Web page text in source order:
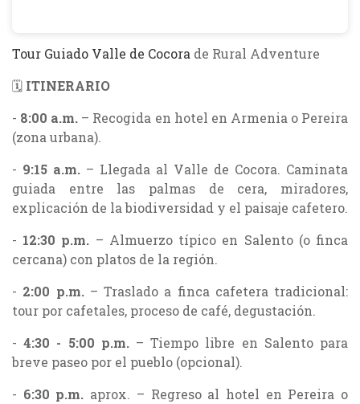
Tour Guiado Valle de Cocora de Rural Adventure
🗓 ITINERARIO
- 8:00 a.m. – Recogida en hotel en Armenia o Pereira
(zona urbana).
- 9:15 a.m. – Llegada al Valle de Cocora. Caminata
guiada entre las palmas de cera, miradores,
explicación de la biodiversidad y el paisaje cafetero.
- 12:30 p.m. – Almuerzo típico en Salento (o finca
cercana) con platos de la región.
- 2:00 p.m.– Traslado a finca cafetera tradicional:
tour por cafetales, proceso de café, degustación.
-4:30 - 5:00 p.m.– Tiempo libre en Salento para
breve paseo por el pueblo (opcional).
- 6:30 p.m. aprox. – Regreso al hotel en Pereira o